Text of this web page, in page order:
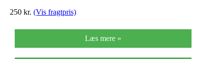
250 kr. (Vis fragtpris)
Læs mere »